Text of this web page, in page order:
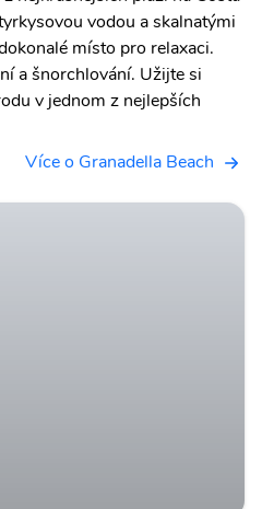
vodou a skalnatými
místo pro relaxaci.
a šnorchlování. Užijte si
v jednom z nejlepších
Více o Granadella Beach